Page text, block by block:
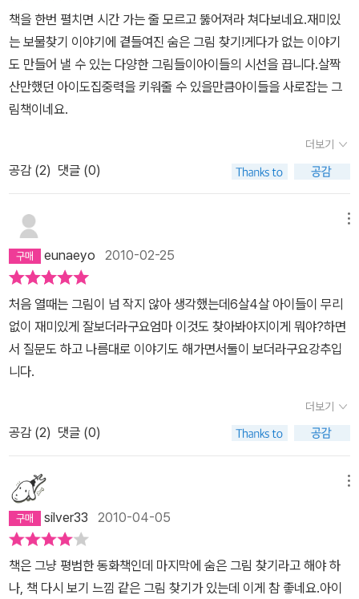
책을 한번 펼치면 시간 가는 줄 모르고 뚫어져라 쳐다보네요.재미있
는 보물찾기 이야기에 곁들여진 숨은 그림 찾기!게다가 없는 이야기
도 만들어 낼 수 있는 다양한 그림들이아이들의 시선을 끕니다.살짝
산만했던 아이도집중력을 키워줄 수 있을만큼아이들을 사로잡는 그
림책이네요.
더보기
공감 (2) 댓글 (0)
eunaeyo 2010-02-25
처음 열때는 그림이 넘 작지 않아 생각했는데6살4살 아이들이 무리
없이 재미있게 잘보더라구요엄마 이것도 찾아봐야지이게 뭐야?하면
서 질문도 하고 나름대로 이야기도 해가면서둘이 보더라구요강추입
니다.
더보기
공감 (2) 댓글 (0)
silver33 2010-04-05
책은 그냥 평범한 동화책인데 마지막에 숨은 그림 찾기라고 해야 하
나, 책 다시 보기 느낌 같은 그림 찾기가 있는데 이게 참 좋네요.아이